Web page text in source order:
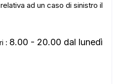
ad un caso di sinistro il
: 8.00 - 20.00 dal lunedì